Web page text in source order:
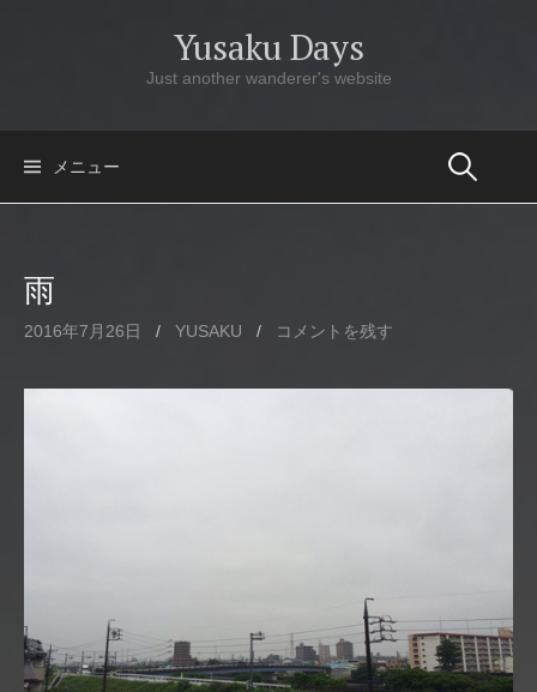
Yusaku Days
Just another wanderer's website
メニュー
雨
2016年7月26日 / YUSAKU / コメントを残す